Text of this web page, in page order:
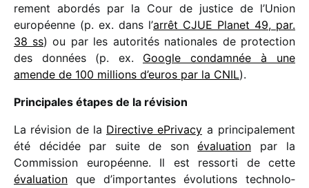
re­ment abor­dés par la Cour de justice de l’Union
euro­péenne (p. ex. dans l’arrêt CJUE Planet 49, par.
38 ss) ou par les auto­ri­tés natio­nales de protec­tion
des données (p. ex. Google condam­née à une
amende de 100 millions d’euros par la CNIL).
Principales étapes de la révision
La révi­sion de la Directive ePrivacy a prin­ci­pa­le­ment
été déci­dée par suite de son évalua­tion par la
Commission euro­péenne. Il est ressorti de cette
évalua­tion que d’importantes évolu­tions tech­no­lo­